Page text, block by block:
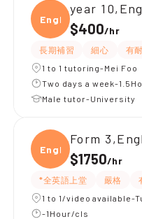
Engli
year
$400/hr
長期補習 細心 有
1 to 1 tutoring-Mei Foo
Two days a week-
Male tutor-University
Engli
Form
$1750/hr
*全英語上堂 嚴格
1 to 1/video available-
-1Hour/cls